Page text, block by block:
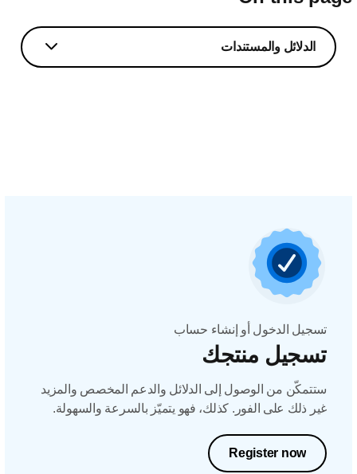
الدلائل والمستندات
تسجيل الدخول أو إنشاء حساب
تسجيل منتجك
ستتمكّن من الوصول إلى الدلائل والدعم المخصص والمزيد
غير ذلك على الفور. كذلك، فهو يتميّز بالسرعة والسهولة.
Register now